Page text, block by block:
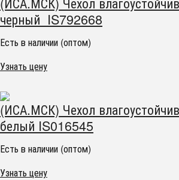
черный IS792668
Есть в наличии (оптом)
Узнать цену
(ИСА.МСК) Чехол
белый IS016545
Есть в наличии (оптом)
Узнать цену